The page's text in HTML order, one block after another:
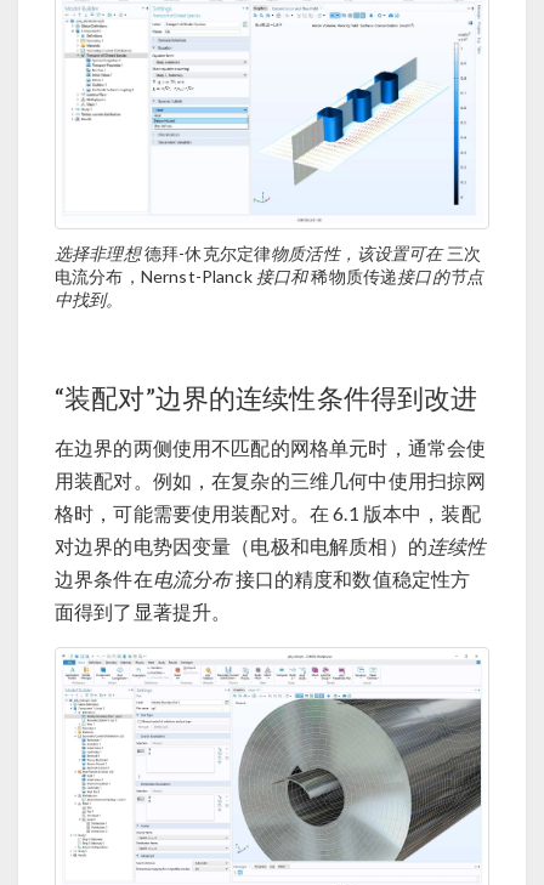
选择非理想德拜-休克尔定律物质活性，该设置可在三次
电流分布，Nernst-Planck接口和稀物质传递接口的节点
中找到。
“装配对”边界的连续性条件得到改进
在边界的两侧使用不匹配的网格单元时，通常会使
用装配对。例如，在复杂的三维几何中使用扫掠网
格时，可能需要使用装配对。在 6.1 版本中，装配
对边界的电势因变量（电极和电解质相）的连续性
边界条件在电流分布接口的精度和数值稳定性方
面得到了显著提升。